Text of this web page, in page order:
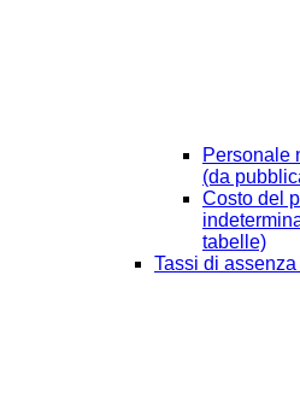
Personale
(da
Costo del
tabelle)
Tassi di assenza